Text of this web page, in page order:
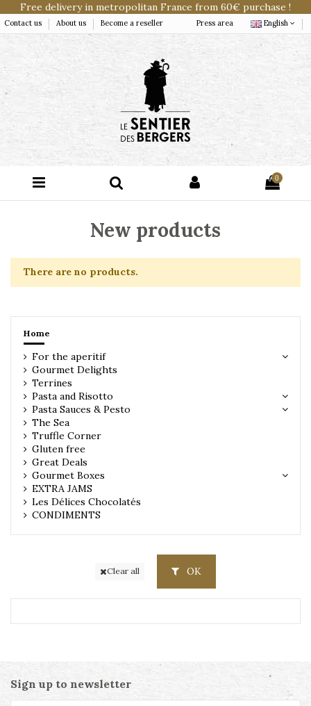
Free delivery in metropolitan France from 60€ purchase !
Contact us About us Become a reseller Press area English
0
New products
There are no products.
Home
For the aperitif
Gourmet Delights
Terrines
Pasta and Risotto
Pasta Sauces & Pesto
The Sea
Truffle Corner
Gluten free
Great Deals
Gourmet Boxes
EXTRA JAMS
Les Délices Chocolatés
CONDIMENTS
Clear all OK
Sign up to newsletter